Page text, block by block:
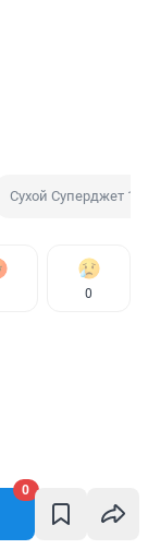
0
Сухой Суперджет
0